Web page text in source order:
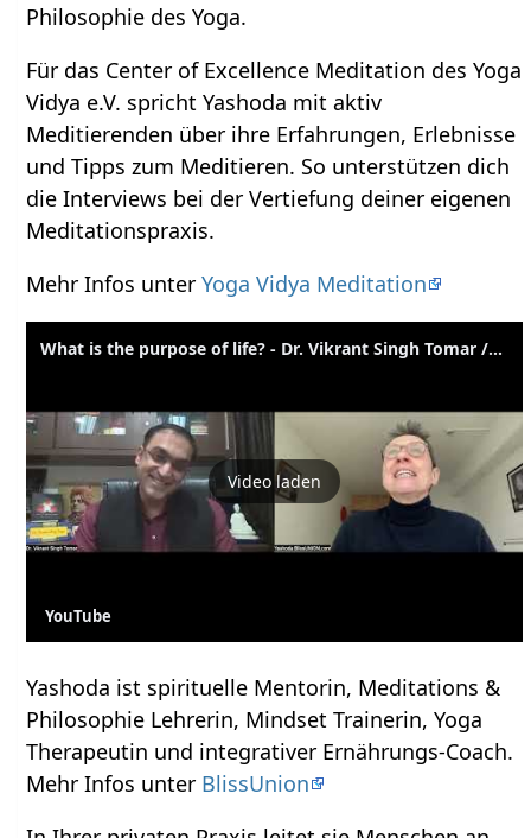
Philosophie des Yoga.
Für das Center of Excellence Meditation des Yoga
Vidya e.V. spricht Yashoda mit aktiv
Meditierenden über ihre Erfahrungen, Erlebnisse
und Tipps zum Meditieren. So unterstützen dich
die Interviews bei der Vertiefung deiner eigenen
Meditationspraxis.
Mehr Infos unterYoga Vidya Meditation
What is the purpose of life? - Dr. Vikrant Singh Tomar // Meditation Talks
Video laden
YouTube
Yashoda ist spirituelle Mentorin, Meditations &
Philosophie Lehrerin, Mindset Trainerin, Yoga
Therapeutin und integrativer Ernährungs-Coach.
Mehr Infos unter BlissUnion